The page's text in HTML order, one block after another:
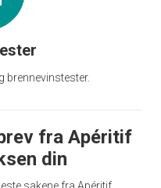
brennevinstester.
fra Apéritif
din